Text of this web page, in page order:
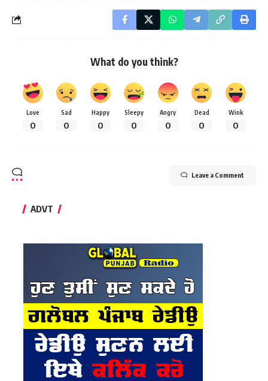
What do you think?
Love
0
Sad
0
Happy
0
Sleepy
0
Angry
0
Dead
0
Wink
0
Leave a Comment
ADVT